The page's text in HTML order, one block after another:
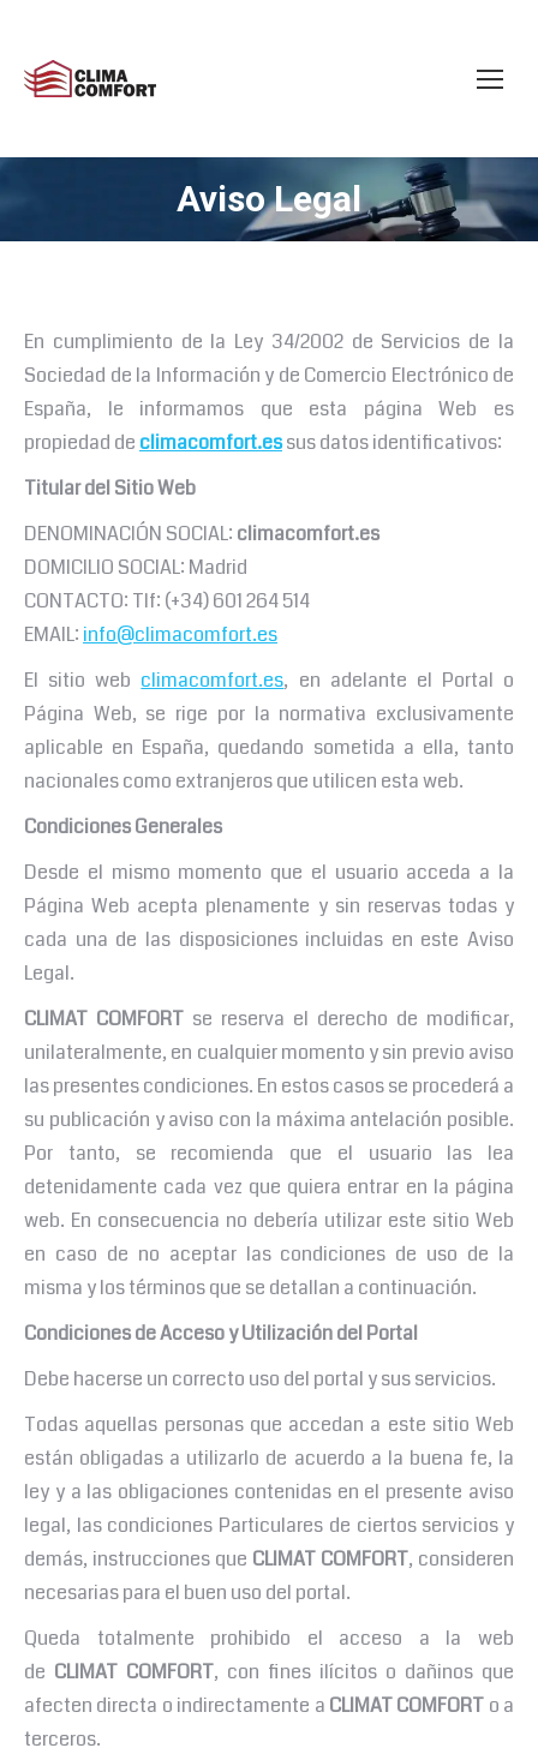
Aviso Legal
Estás aquí:
En cumplimiento de la Ley 34/2002 de Servicios de la
Sociedad de la Información y de Comercio Electrónico de
España, le informamos que esta página Web es
propiedad de climacomfort.essus datos identificativos:
Titular del Sitio Web
DENOMINACIÓN SOCIAL: climacomfort.es
DOMICILIO SOCIAL: Madrid
CONTACTO: Tlf: (+34) 601 264 514
EMAIL: info@climacomfort.es
El sitio web climacomfort.es, en adelante el Portal o
Página Web, se rige por la normativa exclusivamente
aplicable en España, quedando sometida a ella, tanto
nacionales como extranjeros que utilicen esta web.
Condiciones Generales
Desde el mismo momento que el usuario acceda a la
Página Web acepta plenamente y sin reservas todas y
cada una de las disposiciones incluidas en este Aviso
Legal.
CLIMAT COMFORT se reserva el derecho de modificar,
unilateralmente, en cualquier momento y sin previo aviso
las presentes condiciones. En estos casos se procederá a
su publicación y aviso con la máxima antelación posible.
Por tanto, se recomienda que el usuario las lea
detenidamente cada vez que quiera entrar en la página
web. En consecuencia no debería utilizar este sitio Web
en caso de no aceptar las condiciones de uso de la
misma y los términos que se detallan a continuación.
Condiciones de Acceso y Utilización del Portal
Debe hacerse un correcto uso del portal y sus servicios.
Todas aquellas personas que accedan a este sitio Web
están obligadas a utilizarlo de acuerdo a la buena fe, la
ley y a las obligaciones contenidas en el presente aviso
legal, las condiciones Particulares de ciertos servicios y
demás, instrucciones que CLIMAT COMFORT, consideren
necesarias para el buen uso del portal.
Queda totalmente prohibido el acceso a la web
de CLIMAT COMFORT, con fines ilícitos o dañinos que
afecten directa o indirectamente a CLIMAT COMFORT o a
terceros.